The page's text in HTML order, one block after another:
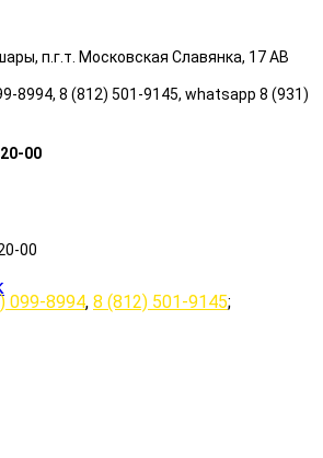
п.г.т. Московская Славянка, 17 АB
8994, 8 (812) 501-9145, whatsapp 8 (931)
00
00
099-8994, 8 (812) 501-9145;